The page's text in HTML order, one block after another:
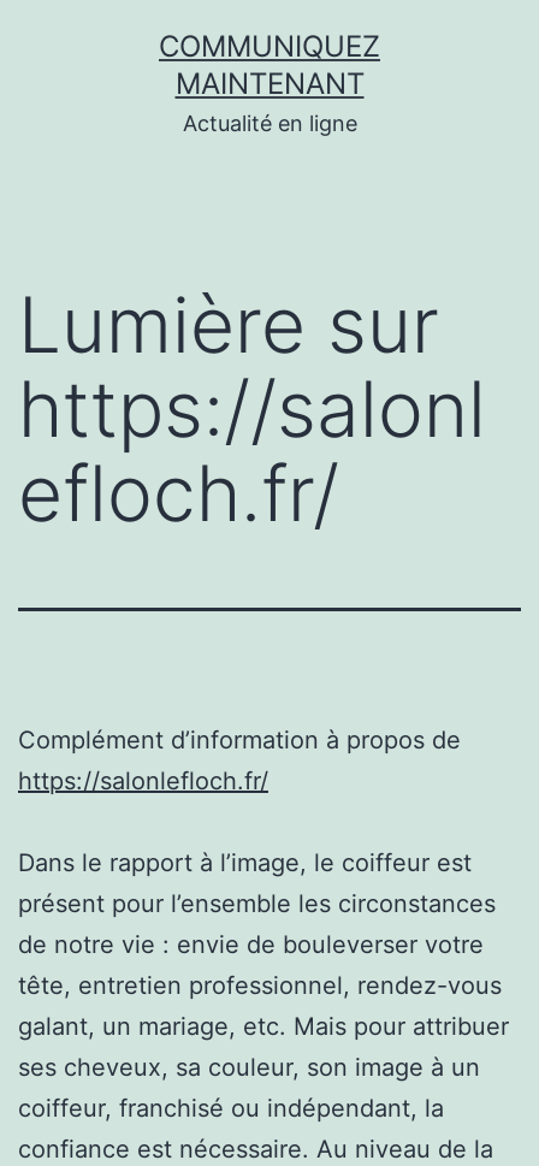
COMMUNIQUEZ
MAINTENANT
Actualité en ligne
Lumière sur
https://salonl
efloch.fr/
Complément d’information à propos de
https://salonlefloch.fr/
Dans le rapport à l’image, le coiffeur est
présent pour l’ensemble les circonstances
de notre vie : envie de bouleverser votre
tête, entretien professionnel, rendez-vous
galant, un mariage, etc. Mais pour attribuer
ses cheveux, sa couleur, son image à un
coiffeur, franchisé ou indépendant, la
confiance est nécessaire. Au niveau de la